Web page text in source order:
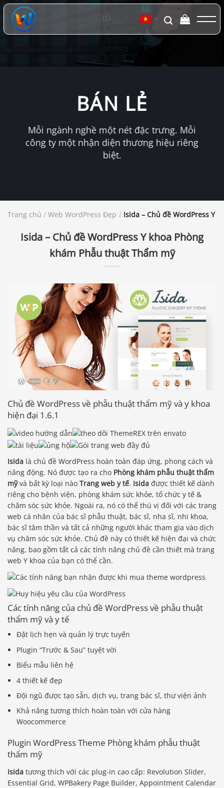
Chuyển
đến
dung
▼
BÁN LẺ
Mỗi ngành nghề một nét đặc trưng. Mỗi
công ty một nhận diện thương hiệu riêng
biệt.
Trang chủ / Web WordPress Đẹp / Isida – Chủ đề WordPress Y
Isida – Chủ đề WordPress Y khoa Phòng
khám Phẫu thuật Thẩm mỹ
Chủ đề WordPress về phẫu thuật thẩm mỹ và y khoa
hiện đại 1.6.1
Isida là chủ đề WordPress hoàn toàn đáp ứng, phong cách và
năng động. Nó được tạo ra cho Phòng khám phẫu thuật thẩm
mỹvà bất kỳ loại nào Trang web y tế. Isida được thiết kế dành
riêng cho bệnh viện, phòng khám sức khỏe, tổ chức y tế &
chăm sóc sức khỏe. Ngoài ra, nó có thể thú vị đối với các trang
web cá nhân của bác sĩ phẫu thuật, bác sĩ, nha sĩ, nhi khoa,
bác sĩ tâm thần và tất cả những người khác tham gia vào dịch
vụ chăm sóc sức khỏe. Chủ đề này có thiết kế hiện đại và chức
năng, bao gồm tất cả các tính năng chủ đề cần thiết mà trang
web Y khoa của bạn có thể cần.
Các tính năng của chủ đề WordPress về phẫu thuật
thẩm mỹ và y tế
Đặt lịch hẹn và quản lý trực tuyến
Plugin “Trước & Sau” tuyệt vời
Biểu mẫu liên hệ
4 thiết kế đẹp
Đội ngũ được tạo sẵn, dịch vụ, trang bác sĩ, thư viện ảnh
Khả năng tương thích hoàn toàn với cửa hàng
Woocommerce
Plugin WordPress Theme Phòng khám phẫu thuật
thẩm mỹ
Isida tương thích với các plug-in cao cấp: Revolution Slider,
Essential Grid, WPBakery Page Builder, Appointment Calendar